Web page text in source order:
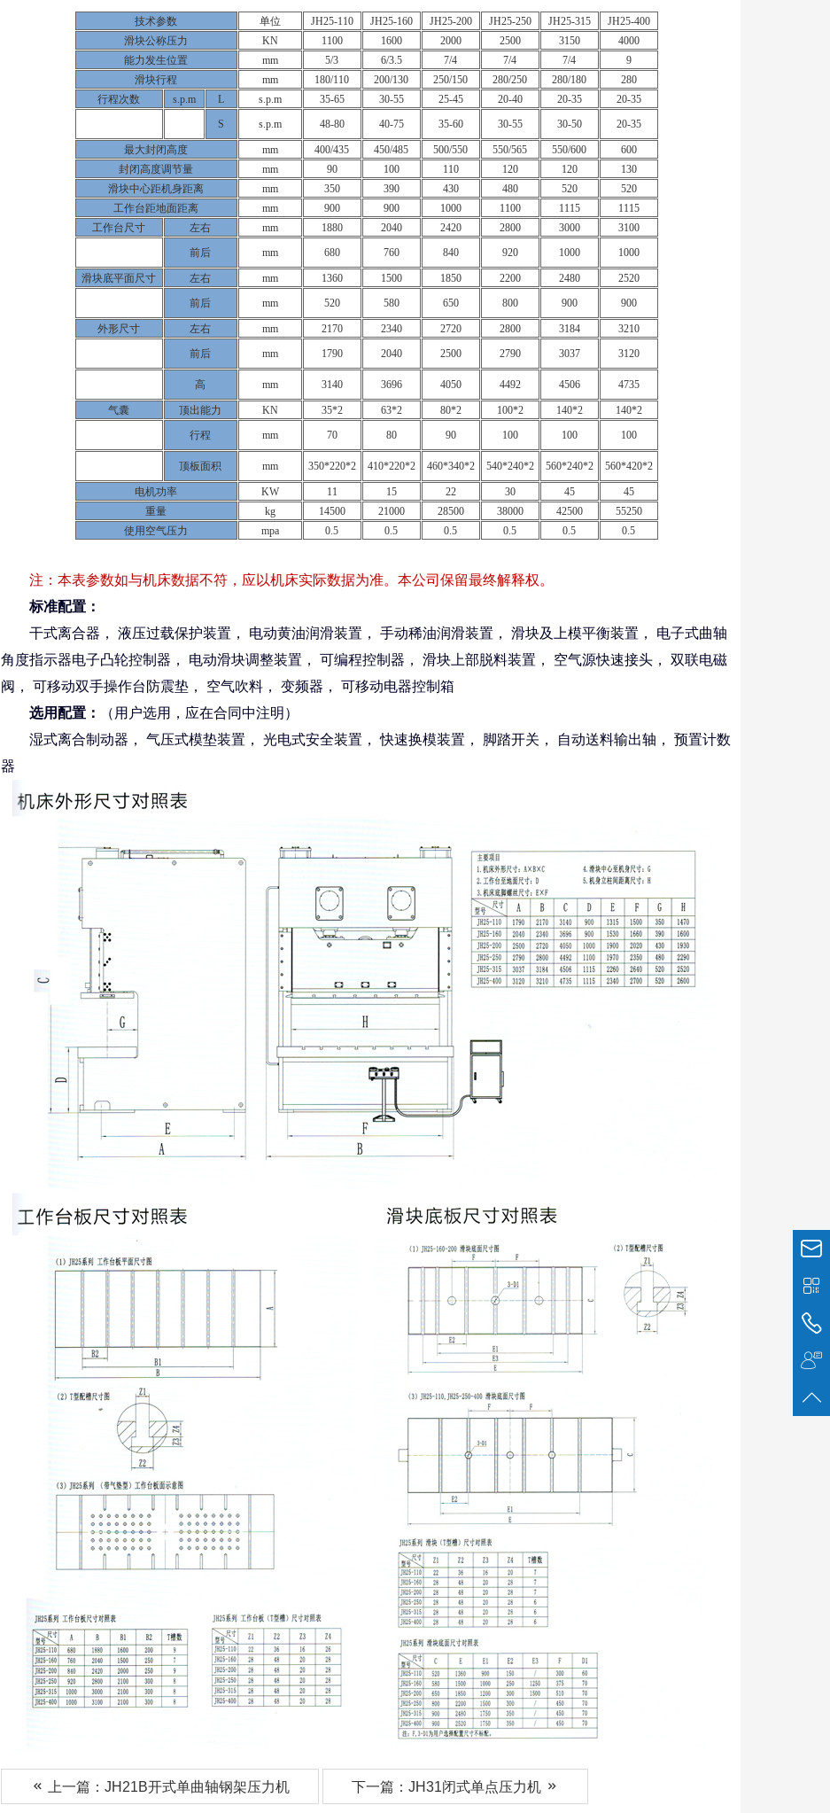
技术参数 单位 JH25-110 JH25-160 JH25-200 JH25-250 JH25-315
JH25-400
滑块公称压力
KN 1100 1600 2000 2500 3150
4000
能力发生位置
mm 5/3 6/3.5 7/4 7/4 7/4
9
滑块行程
mm 180/110 200/130 250/150 280/250 280/180
280
行程次数
s.p.m L s.p.m 35-65 30-55 25-45 20-40 20-35
20-35
S
s.p.m 48-80 40-75 35-60 30-55 30-50 20-35
最大封闭高度 mm 400/435 450/485 500/550 550/565 550/600
600
封闭高度调节量
mm 90 100 110 120 120
130
滑块中心距机身距离
mm 350 390 430 480 520
520
工作台距地面距离
mm 900 900 1000 1100 1115
1115
工作台尺寸
左右 mm 1880 2040 2420 2800 3000
3100
前后
mm 680 760 840 920 1000 1000
滑块底平面尺寸 左右 mm 1360 1500 1850 2200 2480
2520
前后
mm 520 580 650 800 900 900
外形尺寸 左右 mm 2170 2340 2720 2800 3184
3210
前后
mm 1790 2040 2500 2790 3037 3120
高 mm 3140 3696 4050 4492 4506 4735
气囊 顶出能力 KN 35*2 63*2 80*2 100*2 140*2
140*2
行程
mm 70 80 90 100 100 100
顶板面积 mm 350*220*2 410*220*2 460*340*2 540*240*2 560*240*2 560*420*2
电机功率 KW 11 15 22 30 45
45
重量
kg 14500 21000 28500 38000 42500
55250
使用空气压力
mpa 0.5 0.5 0.5 0.5 0.5 0.5
注：本表参数如与机床数据不符，应以机床实际数据为准。本公司保留最终解释权。
标准配置：
干式离合器， 液压过载保护装置， 电动黄油润滑装置， 手动稀油润滑装置， 滑块及上模平衡装置， 电子式曲轴
角度指示器电子凸轮控制器， 电动滑块调整装置， 可编程控制器， 滑块上部脱料装置， 空气源快速接头， 双联电磁
阀， 可移动双手操作台防震垫， 空气吹料， 变频器， 可移动电器控制箱
选用配置：
（用户选用，应在合同中注明）
湿式离合制动器， 气压式模垫装置， 光电式安全装置， 快速换模装置， 脚踏开关， 自动送料输出轴， 预置计数
器
上一篇：JH21B开式单曲轴钢架压力机 下一篇：JH31闭式单点压力机